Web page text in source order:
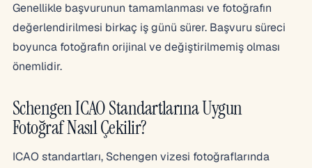
Genellikle başvurunun tamamlanması ve fotoğrafın
değerlendirilmesi birkaç iş günü sürer. Başvuru süreci
boyunca fotoğrafın orijinal ve değiştirilmemiş olması
önemlidir.
Schengen ICAO Standartlarına Uygun
Fotoğraf Nasıl Çekilir?
ICAO standartları, Schengen vizesi fotoğraflarında